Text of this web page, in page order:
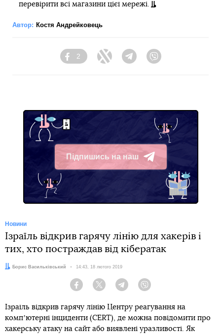
перевірити всі магазини цієї мережі.
Автор: Костя Андрейковець
Facebook
2
Twitter TelegramViber
Підпишись на наш
Telegram
Новини
Ізраїль відкрив гарячу лінію для хакерів і
тих, хто постраждав від кібератак
Автор:Борис Васильківський Дата:
14:43, 18 лютого 2019
Facebook Twitter Telegram
Ізраїль відкрив гарячу лінію Центру реагування на
компʼютерні інциденти (CERT), де можна повідомити про
хакерську атаку на сайт або виявлені уразливості. Як